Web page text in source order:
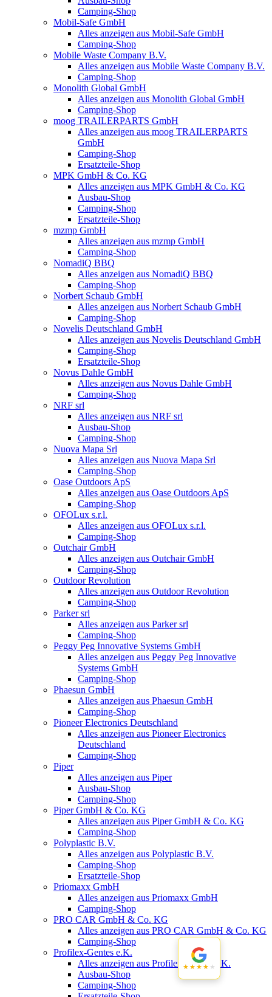
Camping-Shop
Mobil-Safe GmbH
Alles anzeigen aus Mobil-Safe GmbH
Camping-Shop
Mobile Waste Company B.V.
Alles anzeigen aus Mobile Waste Company B.V.
Camping-Shop
Monolith Global GmbH
Alles anzeigen aus Monolith Global GmbH
Camping-Shop
moog TRAILERPARTS GmbH
Alles anzeigen aus moog TRAILERPARTS
GmbH
Camping-Shop
Ersatzteile-Shop
MPK GmbH & Co. KG
Alles anzeigen aus MPK GmbH & Co. KG
Ausbau-Shop
Camping-Shop
Ersatzteile-Shop
mzmp GmbH
Alles anzeigen aus mzmp GmbH
Camping-Shop
NomadiQ BBQ
Alles anzeigen aus NomadiQ BBQ
Camping-Shop
Norbert Schaub GmbH
Alles anzeigen aus Norbert Schaub GmbH
Camping-Shop
Novelis Deutschland GmbH
Alles anzeigen aus Novelis Deutschland GmbH
Camping-Shop
Ersatzteile-Shop
Novus Dahle GmbH
Alles anzeigen aus Novus Dahle GmbH
Camping-Shop
NRF srl
Alles anzeigen aus NRF srl
Ausbau-Shop
Camping-Shop
Nuova Mapa Srl
Alles anzeigen aus Nuova Mapa Srl
Camping-Shop
Oase Outdoors ApS
Alles anzeigen aus Oase Outdoors ApS
Camping-Shop
OFOLux s.r.l.
Alles anzeigen aus OFOLux s.r.l.
Camping-Shop
Outchair GmbH
Alles anzeigen aus Outchair GmbH
Camping-Shop
Outdoor Revolution
Alles anzeigen aus Outdoor Revolution
Camping-Shop
Parker srl
Alles anzeigen aus Parker srl
Camping-Shop
Peggy Peg Innovative Systems GmbH
Alles anzeigen aus Peggy Peg Innovative
Systems GmbH
Camping-Shop
Phaesun GmbH
Alles anzeigen aus Phaesun GmbH
Camping-Shop
Pioneer Electronics Deutschland
Alles anzeigen aus Pioneer Electronics
Deutschland
Camping-Shop
Piper
Alles anzeigen aus Piper
Ausbau-Shop
Camping-Shop
Piper GmbH & Co. KG
Alles anzeigen aus Piper GmbH & Co. KG
Camping-Shop
Polyplastic B.V.
Alles anzeigen aus Polyplastic B.V.
Camping-Shop
Ersatzteile-Shop
Priomaxx GmbH
Alles anzeigen aus Priomaxx GmbH
Camping-Shop
PRO CAR GmbH & Co. KG
Alles anzeigen aus PRO CAR GmbH & Co. KG
Camping-Shop
Profilex-Gentes e.K.
Alles anzeigen aus Profilex-Gentes e.K.
Ausbau-Shop
Camping-Shop
★★★★★
★★★★★